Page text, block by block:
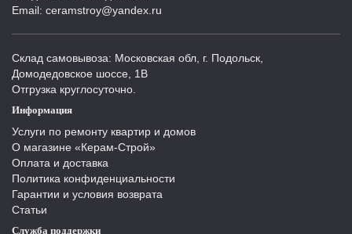
Email: ceramstroy@yandex.ru
Склад самовывоза: Московская обл, г. Подольск,
Домодедовское шоссе, 1В
Отгрузка круглосуточно.
Информация
Услуги по ремонту квартир и домов
О магазине «Керам-Строй»
Оплата и доставка
Политика конфиденциальности
Гарантии и условия возврата
Статьи
Служба поддержки